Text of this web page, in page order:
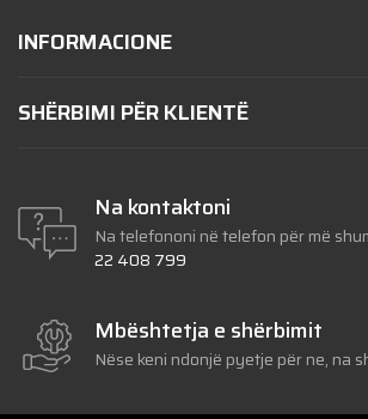
INFORMACIONE
SHËRBIMI PËR KLIENTË
Na kontaktoni
Na telefononi në telefon për më
22 408 799
Mbështetja e shërbimit
Nëse keni ndonjë pyetje për ne, na